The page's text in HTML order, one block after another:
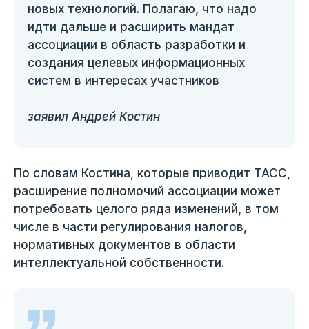
новых технологий. Полагаю, что надо
идти дальше и расширить мандат
ассоциации в область разработки и
создания целевых информационных
систем в интересах участников
заявил Андрей Костин
По словам Костина, которые приводит ТАСС,
расширение полномочий ассоциации может
потребовать целого ряда изменений, в том
числе в части регулирования налогов,
нормативных документов в области
интеллектуальной собственности.